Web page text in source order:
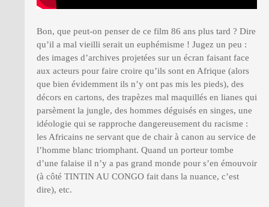
Bon, que peut-on penser de ce film 86 ans plus tard ? Dire
qu’il a mal vieilli serait un euphémisme ! Jugez un peu :
des images d’archives projetées sur un écran faisant face
aux acteurs pour faire croire qu’ils sont en Afrique (alors
que bien évidemment ils n’y ont pas mis les pieds), des
décors en cartons, des trapèzes mal maquillés en lianes qui
parsèment la jungle, des hommes déguisés en singes, une
idéologie qui se rapproche dangereusement du racisme :
les Africains ne servant que de chair à canon au service de
l’homme blanc triomphant. Quand un porteur tombe
d’une falaise il n’y a pas grand monde pour s’en émouvoir
(à côté TINTIN AU CONGO fait dans la nuance, c’est
dire), etc.